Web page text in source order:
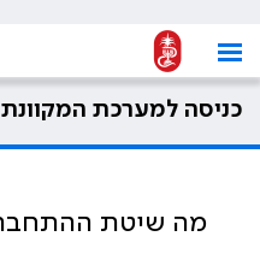
כניסה למערכת המקוונת
מה שיטת